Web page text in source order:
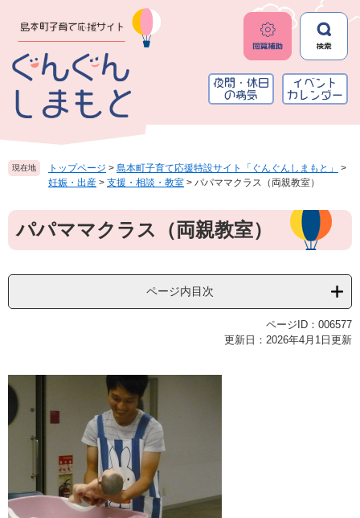
。
て
本
文
現在地 トップページ > 島本町子育て応援特設サイト「ぐんぐんしまもと」
>
妊娠・出産 > 支援・相談・教室 > パパママクラス（両親教室）
本
文パパママクラス（両親教室）
ページ内目次
ページID：006577
更新日：2026年4月1日更新